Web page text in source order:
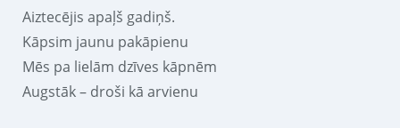
Aiztecējis apaļš gadiņš.
Kāpsim jaunu pakāpienu
Mēs pa lielām dzīves kāpnēm
Augstāk – droši kā arvienu